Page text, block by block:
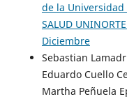
de la Universidad
SALUD
Diciembre
Sebastian
Eduardo Cuello
Martha Peñuela